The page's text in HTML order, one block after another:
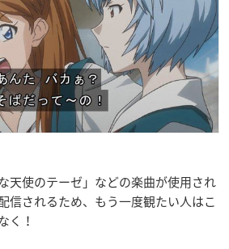
天使のテーゼ」などの楽曲が使用され
信されるため、もう一度観たい人はこ
く！